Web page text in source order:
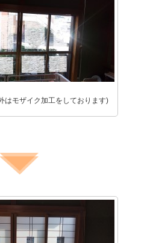
はモザイク加工をしております)